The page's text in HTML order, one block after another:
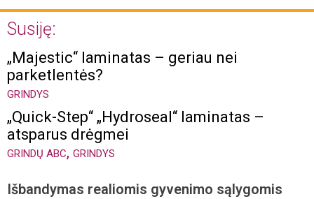
Susiję:
„Majestic“ laminatas – geriau nei
parketlentės?
GRINDYS
„Quick-Step“ „Hydroseal“ laminatas –
atsparus drėgmei
GRINDŲ ABC, GRINDYS
Išbandymas realiomis gyvenimo sąlygomis